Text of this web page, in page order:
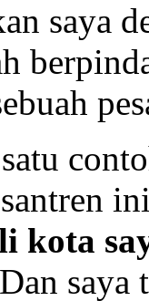
saya
kota